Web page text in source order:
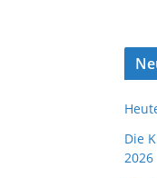
Die
2026